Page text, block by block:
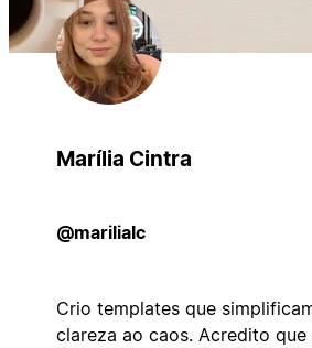
Marília Cintra
@marilialc
Crio templates que
clareza ao caos. Acredito